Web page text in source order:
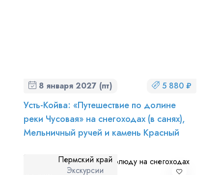
8 января 2027 (пт) 5 880 ₽
Усть-Койва: «Путешествие по долине
реки Чусовая» на снегоходах (в санях),
Мельничный ручей и камень Красный
Пермский край
Экскурсии